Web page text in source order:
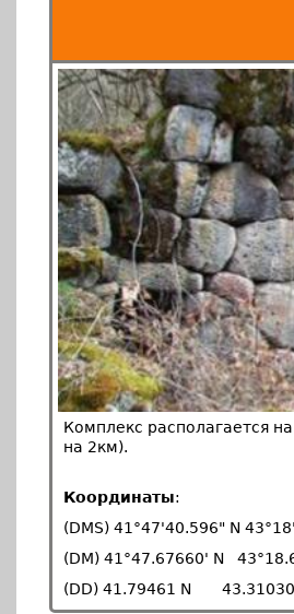
Комплекс располагается
на 2км).
Координаты:
(DMS) 41°47'40.596" N
(DM) 41°47.67660' N
(DD) 41.79461 N 43.31030